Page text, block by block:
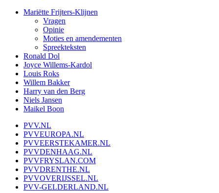
Mariëtte Frijters-Klijnen
Vragen
Opinie
Moties en amendementen
Spreekteksten
Ronald Dol
Joyce Willems-Kardol
Louis Roks
Willem Bakker
Harry van den Berg
Niels Jansen
Maikel Boon
PVV.NL
PVVEUROPA.NL
PVVEERSTEKAMER.NL
PVVDENHAAG.NL
PVVFRYSLAN.COM
PVVDRENTHE.NL
PVVOVERIJSSEL.NL
PVV-GELDERLAND.NL